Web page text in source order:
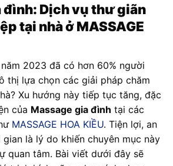
đình: Dịch vụ thư giãn
tại nhà ở MASSAGE
2023 đã có hơn 60% người
thị lựa chọn các giải pháp chăm
Xu hướng này tiếp tục tăng, đặc
của Massage gia đình tại các
MASSAGE HOA KIỀU. Tiện lợi, an
là lý do khiến chuyên mục này
quan tâm. Bài viết dưới đây sẽ